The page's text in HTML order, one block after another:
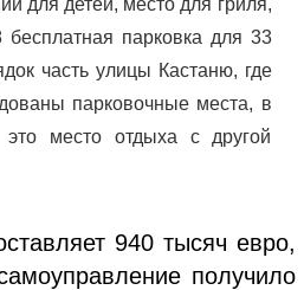
для детей, место для гриля,
парковка для 33
часть улицы Кастаню, где
парковочные места, в
место отдыха с другой
940 тысяч евро,
получило